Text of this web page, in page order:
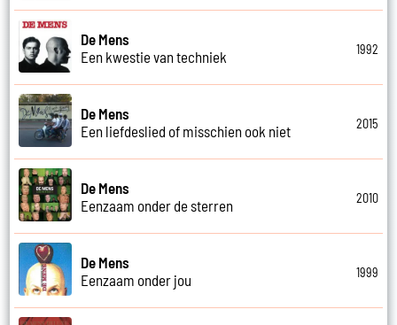
De Mens
Een kwestie van techniek
1992
De Mens
Een liefdeslied of misschien ook niet
2015
De Mens
Eenzaam onder de sterren
2010
De Mens
Eenzaam onder jou
1999